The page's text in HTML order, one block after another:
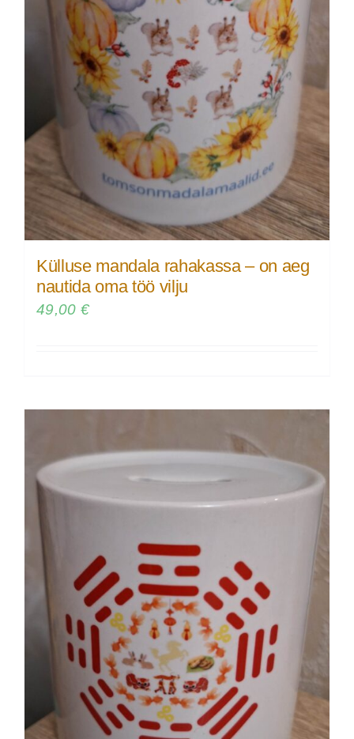
Külluse mandala rahakassa – on aeg
nautida oma töö vilju
49,00 €